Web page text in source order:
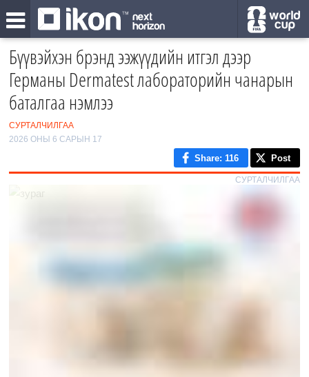
Бүүвэйхэн брэнд ээжүүдийн итгэл дээр
Германы Dermatest лабораторийн чанарын
баталгаа нэмлээ
СУРТАЛЧИЛГАА
2026 ОНЫ 6 САРЫН 17
Share: 116 Post
СУРТАЛЧИЛГАА